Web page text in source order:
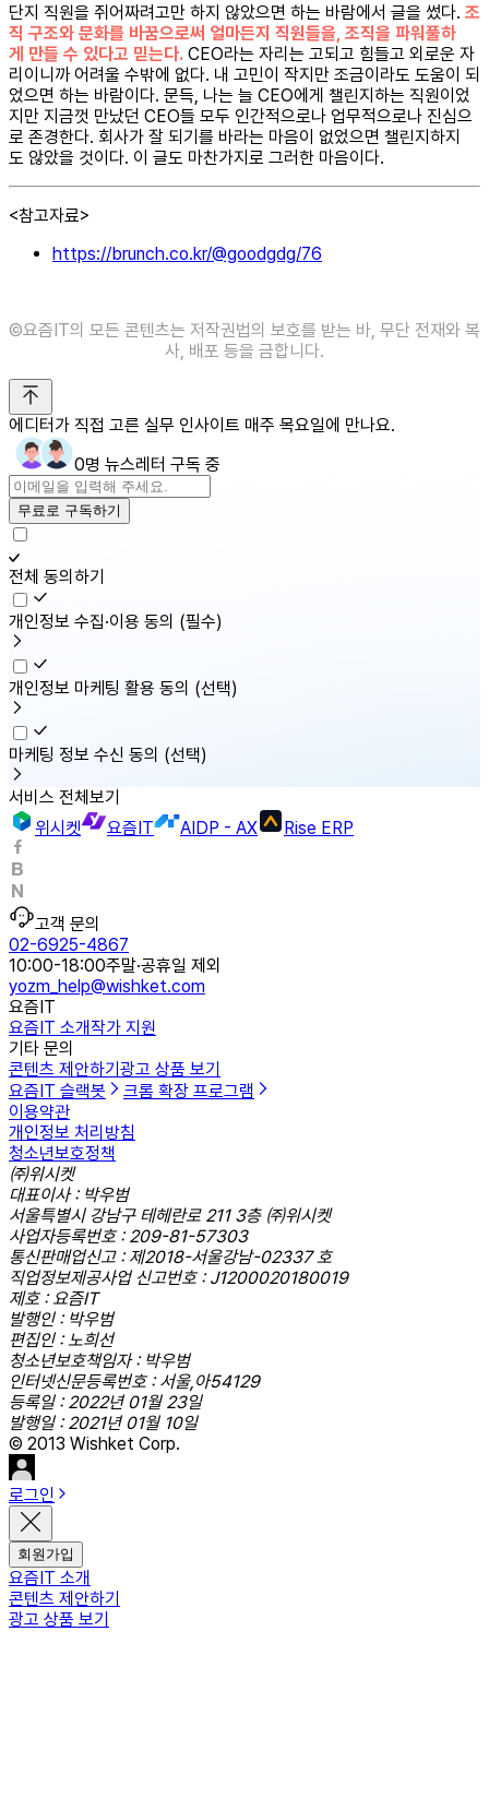
단지 직원을 쥐어짜려고만 하지 않았으면 하는 바람에서 글을 썼다. 조
직 구조와 문화를 바꿈으로써 얼마든지 직원들을, 조직을 파워풀하
게 만들 수 있다고 믿는다. CEO라는 자리는 고되고 힘들고 외로운 자
리이니까 어려울 수밖에 없다. 내 고민이 작지만 조금이라도 도움이 되
었으면 하는 바람이다. 문득, 나는 늘 CEO에게 챌린지하는 직원이었
지만 지금껏 만났던 CEO들 모두 인간적으로나 업무적으로나 진심으
로 존경한다. 회사가 잘 되기를 바라는 마음이 없었으면 챌린지하지
도 않았을 것이다. 이 글도 마찬가지로 그러한 마음이다.
<참고자료>
https://brunch.co.kr/@goodgdg/76
©️요즘IT의 모든 콘텐츠는 저작권법의 보호를 받는 바, 무단 전재와 복
사, 배포 등을 금합니다.
에디터가 직접 고른 실무 인사이트 매주 목요일에 만나요.
0명 뉴스레터 구독 중
무료로 구독하기
전체 동의하기
개인정보 수집·이용 동의 (필수)
개인정보 마케팅 활용 동의 (선택)
마케팅 정보 수신 동의 (선택)
서비스 전체보기
위시켓
요즘IT AIDP - AX Rise ERP
고객 문의
02-6925-4867
10:00-18:00주말·공휴일 제외
yozm_help@wishket.com
요즘IT
요즘IT 소개작가 지원
기타 문의
콘텐츠 제안하기광고 상품 보기
요즘IT 슬랙봇
크롬 확장 프로그램
이용약관
개인정보 처리방침
청소년보호정책
㈜위시켓
대표이사 : 박우범
서울특별시 강남구 테헤란로 211 3층 ㈜위시켓
사업자등록번호 : 209-81-57303
통신판매업신고 : 제2018-서울강남-02337 호
직업정보제공사업 신고번호 : J1200020180019
제호 : 요즘IT
발행인 : 박우범
편집인 : 노희선
청소년보호책임자 : 박우범
인터넷신문등록번호 : 서울,아54129
등록일 : 2022년 01월 23일
발행일 : 2021년 01월 10일
© 2013 Wishket Corp.
로그인
회원가입
요즘IT 소개
콘텐츠 제안하기
광고 상품 보기